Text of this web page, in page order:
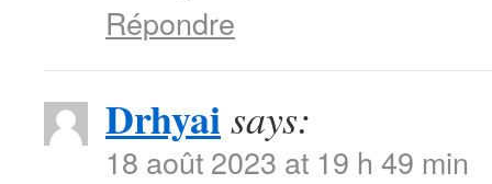
Répondre
Drhyaisays:
18 août 2023 at 19 h 49 min